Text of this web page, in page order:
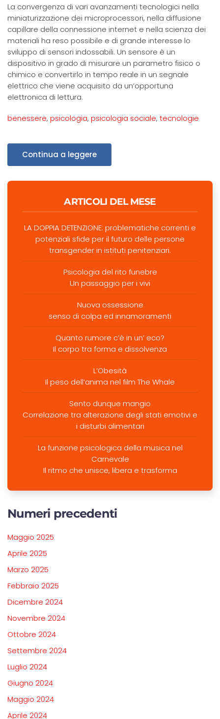
La convergenza di vari avanzamenti tecnologici nella
miniaturizzazione dei microprocessori, nella diffusione
capillare della connessione internet e nella scienza dei
materiali ha reso possibile e di grande interesse lo
sviluppo di sensori indossabili. Un sensore è un
dispositivo in grado di misurare un parametro fisico o
chimico e convertirlo in tempo reale in un segnale
elettrico che viene acquisito da un’opportuna
elettronica di lettura.
benessere, psicologia, psicologia sociale, tecnologie
Continua a leggere
ARTICOLI DEL MESE
LA DOPPIA DETENZIONE: problematiche correnti e
potenziali sfide per il futuro delle persone
transgender in istituti penitenziari.
Psicologia del rito funebre
Un passaggio per i vivi
Nuova ossessione
senso di colpa ed innamoramenti
Quanto rumore c’è in un’ eco?
Il corpo tra forma e dissolvenza
L’Obesità
Il peso dell’anima nel film The Whale
Sento dunque mangio
Correlazione tra alterazione degli stati emotivi e
i disturbi alimentari
La funzione psicologica della musica nel
Carnevale
Il ritmo che unisce, libera e trasforma
Numeri precedenti
Maggio 2025
Aprile 2025
Marzo 2025
Febbraio 2025
Dicembre 2024
Novembre 2024
Ottobre 2024
Settembre 2024
Luglio 2024
Giugno 2024
Maggio 2024
Aprile 2024